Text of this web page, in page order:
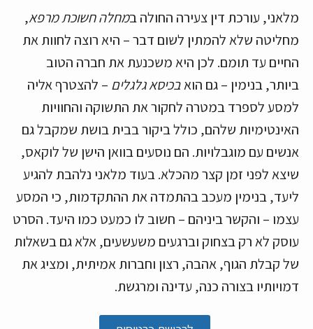
מלאני, עורכת דין צעירה החולה במחלה חשוכת מרפא,
מחליטה שלא להמתין לשום דבר – היא רוצה לחוות את
החיים עד תומם. לכן היא משכנעת את חברה הטוב
ביותר, בנימין – גם הואבכיסא גלגלים – להצטרף אליה
למסע לספרד במטרה לחקור את התשוקה והחוויות
האינטימיות שלהם, כולל ביקור בבית בושת שמקבל גם
אנשים עם מוגבלויות. הם נוסעים בוואן הישן של לוקאס,
שיצא לפני זמן קצר מהכלא. בעוד מלאני נלהבת להגיע
ליעד, בנימין מעכב בהתמדה את ההתקדמות, כי המסע
עצמו – והקשר ביניהם – חשוב לו כמעט כמו היעד. הסרט
עוסק לא רק בצחוק וברגעים משעשעים, אלא גם בשאלות
של קבלת הגוף, אהבה, רצון וחברות אמיתית, ומציג את
דמויותיו בצורה כנה, עדינה ומרגשת.